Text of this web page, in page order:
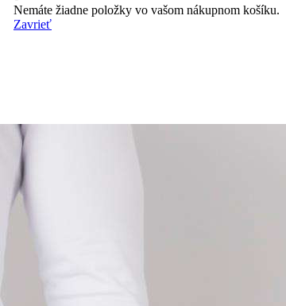
Nemáte žiadne položky vo vašom nákupnom košíku.
Zavrieť